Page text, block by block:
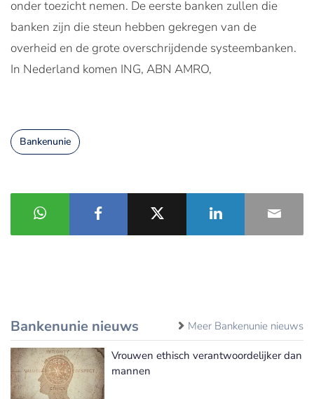
onder toezicht nemen. De eerste banken zullen die
banken zijn die steun hebben gekregen van de
overheid en de grote overschrijdende systeembanken.
In Nederland komen ING, ABN AMRO,
Bankenunie
Bankenunie nieuws Meer Bankenunie nieuws
Vrouwen ethisch verantwoordelijker dan
mannen